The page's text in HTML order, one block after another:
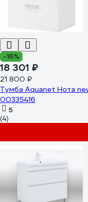
-16%
18 301 ₽
21 800 ₽
Тумба Aquanet Нота
00335416
5
(4)